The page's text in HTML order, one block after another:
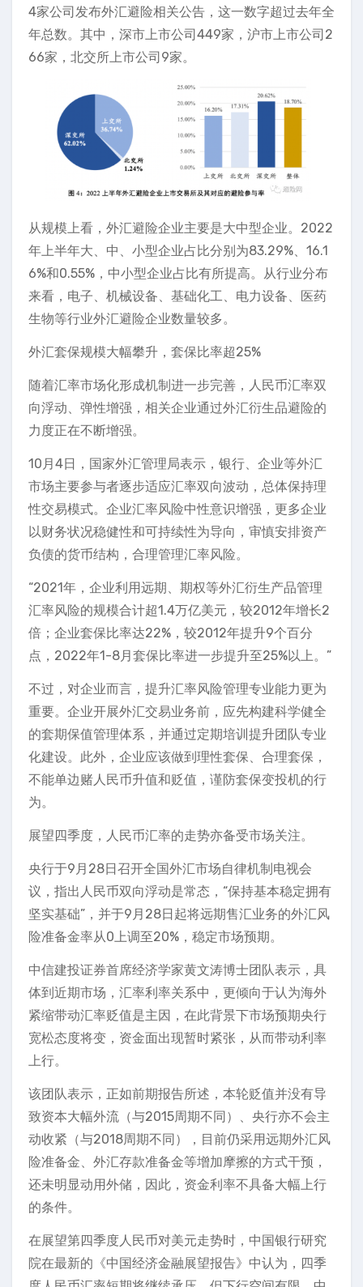
4家公司发布外汇避险相关公告，这一数字超过去年全
年总数。其中，深市上市公司449家，沪市上市公司2
66家，北交所上市公司9家。
从规模上看，外汇避险企业主要是大中型企业。2022
年上半年大、中、小型企业占比分别为83.29%、16.1
6%和0.55%，中小型企业占比有所提高。从行业分布
来看，电子、机械设备、基础化工、电力设备、医药
生物等行业外汇避险企业数量较多。
外汇套保规模大幅攀升，套保比率超25%
随着汇率市场化形成机制进一步完善，人民币汇率双
向浮动、弹性增强，相关企业通过外汇衍生品避险的
力度正在不断增强。
10月4日，国家外汇管理局表示，银行、企业等外汇
市场主要参与者逐步适应汇率双向波动，总体保持理
性交易模式。企业汇率风险中性意识增强，更多企业
以财务状况稳健性和可持续性为导向，审慎安排资产
负债的货币结构，合理管理汇率风险。
“2021年，企业利用远期、期权等外汇衍生产品管理
汇率风险的规模合计超1.4万亿美元，较2012年增长2
倍；企业套保比率达22%，较2012年提升9个百分
点，2022年1-8月套保比率进一步提升至25%以上。”
不过，对企业而言，提升汇率风险管理专业能力更为
重要。企业开展外汇交易业务前，应先构建科学健全
的套期保值管理体系，并通过定期培训提升团队专业
化建设。此外，企业应该做到理性套保、合理套保，
不能单边赌人民币升值和贬值，谨防套保变投机的行
为。
展望四季度，人民币汇率的走势亦备受市场关注。
央行于9月28日召开全国外汇市场自律机制电视会
议，指出人民币双向浮动是常态，“保持基本稳定拥有
坚实基础”，并于9月28日起将远期售汇业务的外汇风
险准备金率从0上调至20%，稳定市场预期。
中信建投证券首席经济学家黄文涛博士团队表示，具
体到近期市场，汇率利率关系中，更倾向于认为海外
紧缩带动汇率贬值是主因，在此背景下市场预期央行
宽松态度将变，资金面出现暂时紧张，从而带动利率
上行。
该团队表示，正如前期报告所述，本轮贬值并没有导
致资本大幅外流（与2015周期不同）、央行亦不会主
动收紧（与2018周期不同），目前仍采用远期外汇风
险准备金、外汇存款准备金等增加摩擦的方式干预，
还未明显动用外储，因此，资金利率不具备大幅上行
的条件。
在展望第四季度人民币对美元走势时，中国银行研究
院在最新的《中国经济金融展望报告》中认为，四季